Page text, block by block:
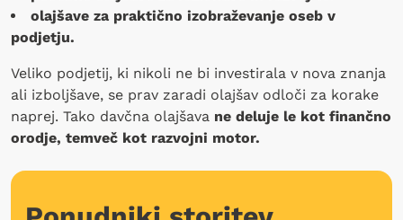
olajšave za praktično izobraževanje oseb v
podjetju.
Veliko podjetij, ki nikoli ne bi investirala v nova znanja
ali izboljšave, se prav zaradi olajšav odloči za korake
naprej. Tako davčna olajšava ne deluje le kot finančno
orodje, temveč kot razvojni motor.